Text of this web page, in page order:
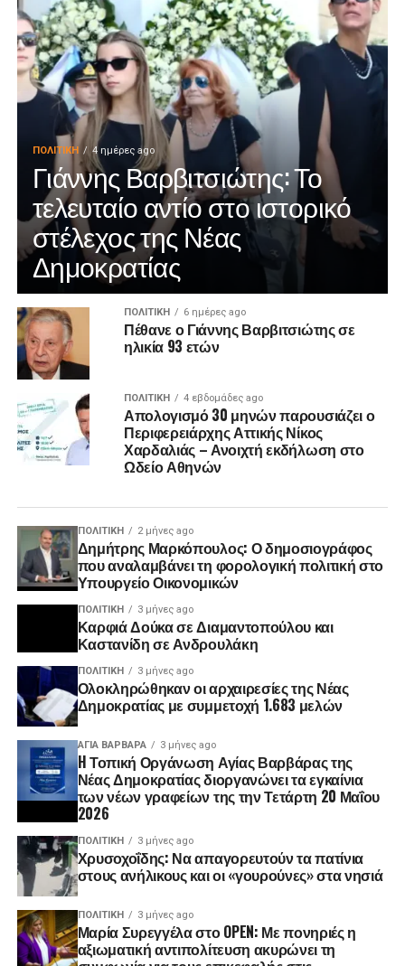
ΠΟΛΙΤΙΚΉ 4 ημέρες ago
Γιάννης Βαρβιτσιώτης: Το
τελευταίο αντίο στο ιστορικό
στέλεχος της Νέας
Δημοκρατίας
ΠΟΛΙΤΙΚΉ 6 ημέρες ago
Πέθανε ο Γιάννης Βαρβιτσιώτης σε
ηλικία 93 ετών
ΠΟΛΙΤΙΚΉ 4 εβδομάδες ago
Απολογισμό 30 μηνών παρουσιάζει ο
Περιφερειάρχης Αττικής Νίκος
Χαρδαλιάς – Ανοιχτή εκδήλωση στο
Ωδείο Αθηνών
ΠΟΛΙΤΙΚΉ 2 μήνες ago
Δημήτρης Μαρκόπουλος: Ο δημοσιογράφος
που αναλαμβάνει τη φορολογική πολιτική στο
Υπουργείο Οικονομικών
ΠΟΛΙΤΙΚΉ 3 μήνες ago
Καρφιά Δούκα σε Διαμαντοπούλου και
Καστανίδη σε Ανδρουλάκη
ΠΟΛΙΤΙΚΉ 3 μήνες ago
Ολοκληρώθηκαν οι αρχαιρεσίες της Νέας
Δημοκρατίας με συμμετοχή 1.683 μελών
ΑΓΙΑ ΒΑΡΒΑΡΑ 3 μήνες ago
H Τοπική Οργάνωση Αγίας Βαρβάρας της
Νέας Δημοκρατίας διοργανώνει τα εγκαίνια
των νέων γραφείων της την Τετάρτη 20 Μαΐου
2026
ΠΟΛΙΤΙΚΉ 3 μήνες ago
Χρυσοχοΐδης: Να απαγορευτούν τα πατίνια
στους ανήλικους και οι «γουρούνες» στα νησιά
ΠΟΛΙΤΙΚΉ 3 μήνες ago
Μαρία Συρεγγέλα στο OPEN: Με πονηριές η
αξιωματική αντιπολίτευση ακυρώνει τη